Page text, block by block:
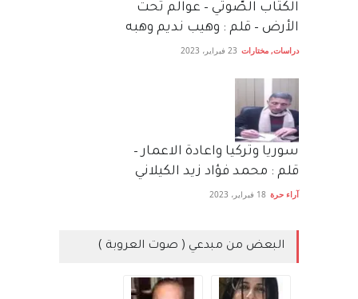
الكتاب الصَّوتي – عوالم تحت
الأرض – قلم : وهيب نديم وهبه
دراسات, مختارات 23 فبراير، 2023
سوريا وتركيا واعادة الاعمار –
قلم : محمد فؤاد زيد الكيلاني
آراء حرة 18 فبراير، 2023
البعض من مبدعي ( صوت العروبة )